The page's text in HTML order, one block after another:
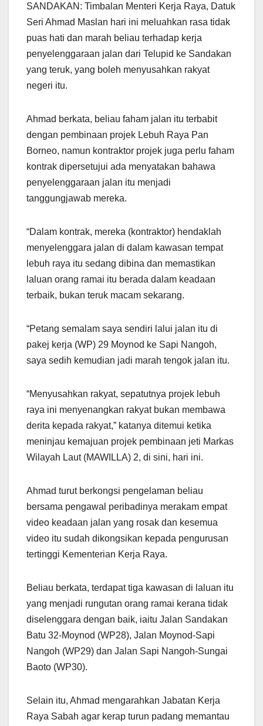
at
s
A
p
p
e
gr
a
m
c
e
b
o
ail ar
e
SANDAKAN: Timbalan Menteri Kerja Raya, Datuk
Seri Ahmad Maslan hari ini meluahkan rasa tidak
puas hati dan marah beliau terhadap kerja
penyelenggaraan jalan dari Telupid ke Sandakan
yang teruk, yang boleh menyusahkan rakyat
negeri itu.
Ahmad berkata, beliau faham jalan itu terbabit
dengan pembinaan projek Lebuh Raya Pan
Borneo, namun kontraktor projek juga perlu faham
kontrak dipersetujui ada menyatakan bahawa
penyelenggaraan jalan itu menjadi
tanggungjawab mereka.
“Dalam kontrak, mereka (kontraktor) hendaklah
menyelenggara jalan di dalam kawasan tempat
lebuh raya itu sedang dibina dan memastikan
laluan orang ramai itu berada dalam keadaan
terbaik, bukan teruk macam sekarang.
“Petang semalam saya sendiri lalui jalan itu di
pakej kerja (WP) 29 Moynod ke Sapi Nangoh,
saya sedih kemudian jadi marah tengok jalan itu.
“Menyusahkan rakyat, sepatutnya projek lebuh
raya ini menyenangkan rakyat bukan membawa
derita kepada rakyat,” katanya ditemui ketika
meninjau kemajuan projek pembinaan jeti Markas
Wilayah Laut (MAWILLA) 2, di sini, hari ini.
Ahmad turut berkongsi pengelaman beliau
bersama pengawal peribadinya merakam empat
video keadaan jalan yang rosak dan kesemua
video itu sudah dikongsikan kepada pengurusan
tertinggi Kementerian Kerja Raya.
Beliau berkata, terdapat tiga kawasan di laluan itu
yang menjadi rungutan orang ramai kerana tidak
diselenggara dengan baik, iaitu Jalan Sandakan
Batu 32-Moynod (WP28), Jalan Moynod-Sapi
Nangoh (WP29) dan Jalan Sapi Nangoh-Sungai
Baoto (WP30).
Selain itu, Ahmad mengarahkan Jabatan Kerja
Raya Sabah agar kerap turun padang memantau